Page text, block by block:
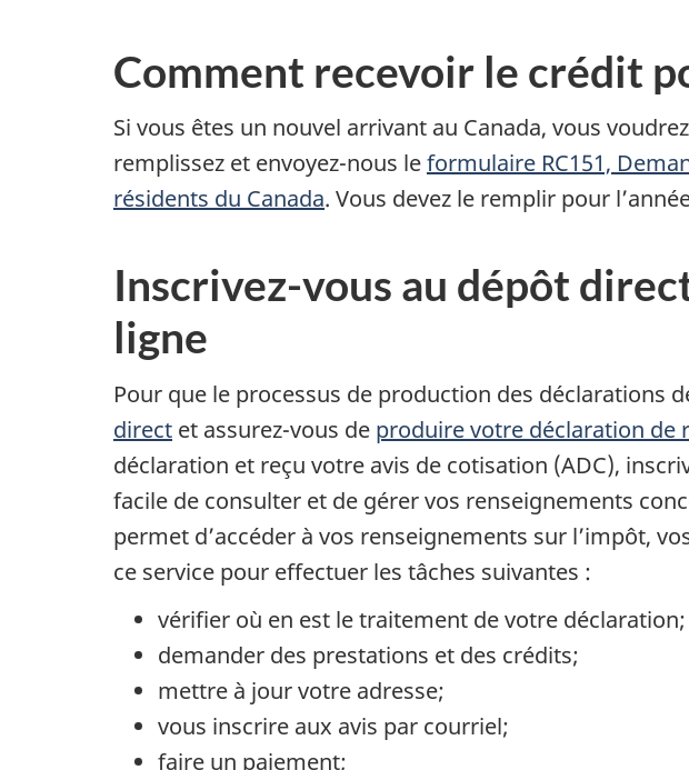
Comment recevoir le crédit
Si vous êtes un nouvel arrivant au Canada, vous
remplissez et envoyez-nous leformulaire RC151,
résidents du Canada. Vous devez le remplir pour
Inscrivez-vous au dépôt
ligne
Pour que le processus de production des déclarations
direct et assurez-vous de produire votre déclaration de
déclaration et reçu votre avis de cotisation (ADC),
facile de consulter et de gérer vos renseignements
permet d’accéder à vos renseignements sur l’impôt,
ce service pour effectuer les tâches suivantes :
vérifier où en est le traitement de votre déclaration;
demander des prestations et des crédits;
mettre à jour votre adresse;
vous inscrire aux avis par courriel;
faire un paiement;